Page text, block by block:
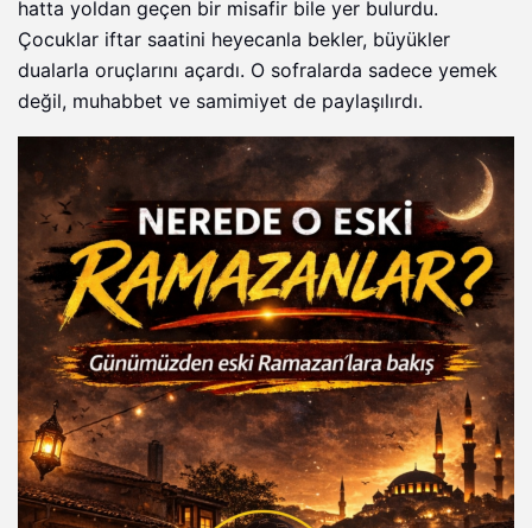
hatta yoldan geçen bir misafir bile yer bulurdu.
Çocuklar iftar saatini heyecanla bekler, büyükler
dualarla oruçlarını açardı. O sofralarda sadece yemek
değil, muhabbet ve samimiyet de paylaşılırdı.